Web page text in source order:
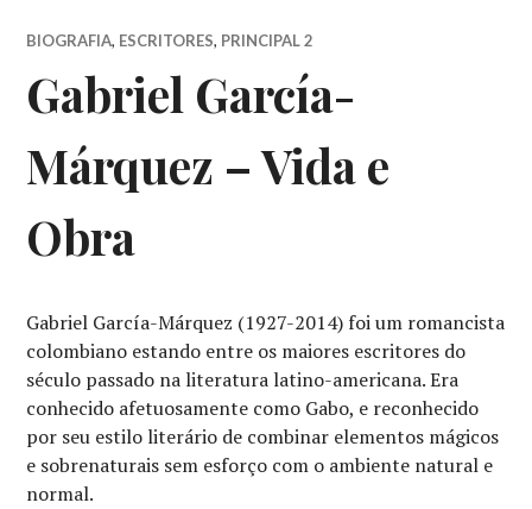
BIOGRAFIA, ESCRITORES, PRINCIPAL 2
Gabriel García-
Márquez – Vida e
Obra
Gabriel García-Márquez (1927-2014) foi um romancista
colombiano estando entre os maiores escritores do
século passado na literatura latino-americana. Era
conhecido afetuosamente como Gabo, e reconhecido
por seu estilo literário de combinar elementos mágicos
e sobrenaturais sem esforço com o ambiente natural e
normal.